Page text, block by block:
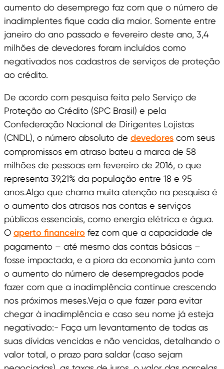
aumento do desemprego faz com que o número de
inadimplentes fique cada dia maior. Somente entre
janeiro do ano passado e fevereiro deste ano, 3,4
milhões de devedores foram incluídos como
negativados nos cadastros de serviços de proteção
ao crédito.
De acordo com pesquisa feita pelo Serviço de
Proteção ao Crédito (SPC Brasil) e pela
Confederação Nacional de Dirigentes Lojistas
(CNDL), o número absoluto de devedores com seus
compromissos em atraso bateu a marca de 58
milhões de pessoas em fevereiro de 2016, o que
representa 39,21% da população entre 18 e 95
anos.Algo que chama muita atenção na pesquisa é
o aumento dos atrasos nas contas e serviços
públicos essenciais, como energia elétrica e água.
O aperto financeiro fez com que a capacidade de
pagamento – até mesmo das contas básicas –
fosse impactada, e a piora da economia junto com
o aumento do número de desempregados pode
fazer com que a inadimplência continue crescendo
nos próximos meses.Veja o que fazer para evitar
chegar à inadimplência e caso seu nome já esteja
negativado:- Faça um levantamento de todas as
suas dívidas vencidas e não vencidas, detalhando o
valor total, o prazo para saldar (caso sejam